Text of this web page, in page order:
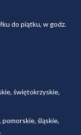
do piątku, w godz.
świętokrzyskie,
śląskie,